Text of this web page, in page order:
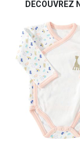
DECOUVREZ